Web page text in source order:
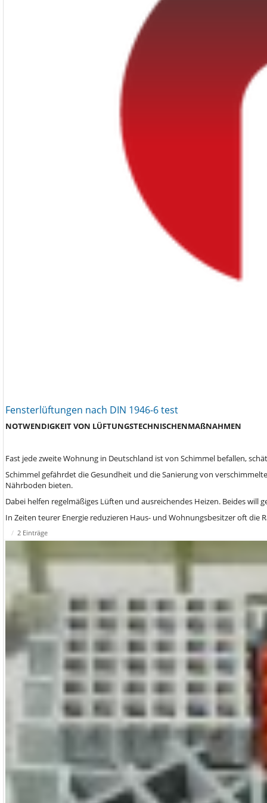
Fensterlüftungen nach DIN 1946-6 test
NOTWENDIGKEITVON LÜFTUNGSTECHNISCHENMAßNAHMEN
Fast jede zweite Wohnung in Deutschland ist von Schimmel befallen,
Schimmel gefährdet die Gesundheit und die Sanierung von
Nährboden bieten.
Dabei helfen regelmäßiges Lüften und ausreichendes Heizen. Beides will
In Zeiten teurer Energie reduzieren Haus- und Wohnungsbesitzer oft die
2 Einträge